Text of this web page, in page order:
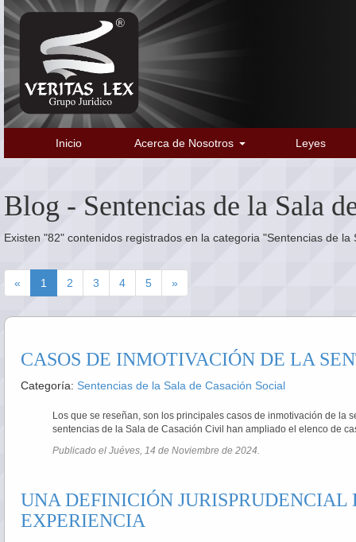
Inicio Acerca de Nosotros Leyes
Blog - Sentencias de la Sala
Existen "82" contenidos registrados en la categoria "Sentencias de la
« 1 2 3 4 5 »
CASOS DE INMOTIVACIÓN DE LA
Categoría: Sentencias de la Sala de Casación Social
Los que se reseñan, son los principales casos de inmotivación de la
sentencias de la Sala de Casación Civil han ampliado el elenco de
Publicado el Juéves, 14 de Noviembre de 2024.
UNA DEFINICIÓN
EXPERIENCIA